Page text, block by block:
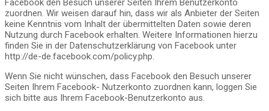
Facebook den Besuch unserer Seiten Ihrem Benutzerkonto
zuordnen. Wir weisen darauf hin, dass wir als Anbieter der Seiten
keine Kenntnis vom Inhalt der übermittelten Daten sowie deren
Nutzung durch Facebook erhalten. Weitere Informationen hierzu
finden Sie in der Datenschutzerklärung von Facebook unter
http://de-de.facebook.com/policy.php.
Wenn Sie nicht wünschen, dass Facebook den Besuch unserer
Seiten Ihrem Facebook- Nutzerkonto zuordnen kann, loggen Sie
sich bitte aus Ihrem Facebook-Benutzerkonto aus.